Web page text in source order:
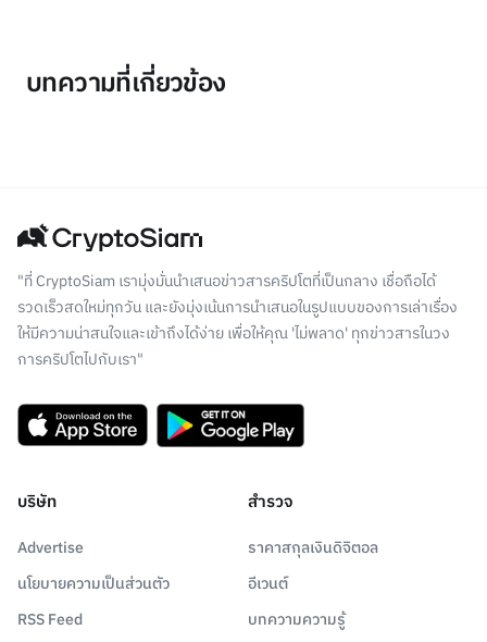
บทความที่เกี่ยวข้อง
"ที่ CryptoSiam เรามุ่งมั่นนำเสนอข่าวสารคริปโตที่เป็นกลาง เชื่อถือได้
รวดเร็วสดใหม่ทุกวัน และยังมุ่งเน้นการนำเสนอในรูปแบบของการเล่าเรื่อง
ให้มีความน่าสนใจและเข้าถึงได้ง่าย เพื่อให้คุณ 'ไม่พลาด' ทุกข่าวสารในวง
การคริปโตไปกับเรา"
บริษัท
Advertise
นโยบายความเป็นส่วนตัว
RSS Feed
สำรวจ
ราคาสกุลเงินดิจิตอล
อีเวนต์
บทความความรู้